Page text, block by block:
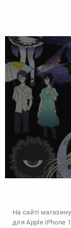
На сайті магазину
для Apple iPhone